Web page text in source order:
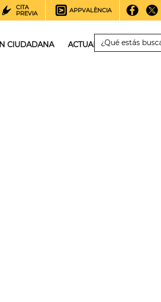
CITA
PREVIA
APPVALÈNCIA
CIUDADANA ACTUALIDAD